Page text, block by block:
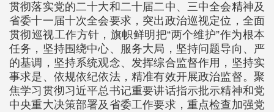
贯彻落实党的二十大和二十届二中、三中全会精神及
省委十一届十次全会要求，突出政治巡视定位，全面
贯彻巡视工作方针，旗帜鲜明把“两个维护”作为根本
任务，坚持围绕中心、服务大局，坚持问题导向、严
的基调，坚持系统观念、发挥综合监督作用，坚持实
事求是、依规依纪依法，精准有效开展政治监督。聚
焦学习贯彻习近平总书记重要讲话指示批示精神和党
中央重大决策部署及省委工作要求，重点检查加强党